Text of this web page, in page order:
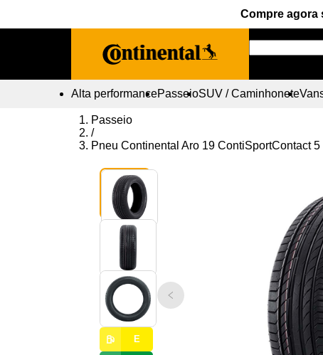
Compre agora
Alta performancePasseioSUV / Caminhonete
Passeio
/
Pneu Continental Aro 19 ContiSportContact
E